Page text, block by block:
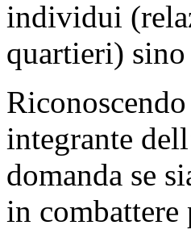
individui
quartieri)
integrante
domanda se
in